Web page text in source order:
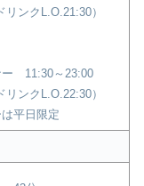
リンクL.O.21:30）
ー 11:30～23:00
リンクL.O.22:30）
平日限定